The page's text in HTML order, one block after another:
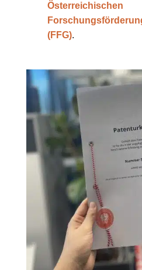
Österreichischen
(FFG).